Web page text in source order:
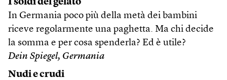
I soldi del gelato
In Germania poco più della metà dei bambini
riceve regolarmente una paghetta. Ma chi decide
la somma e per cosa spenderla? Ed è utile?
Dein Spiegel, Germania
Nudi e crudi